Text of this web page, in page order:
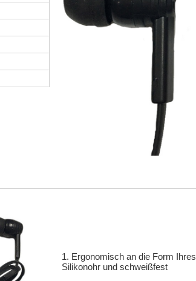
1. Ergonomisch an die Form
Silikonohr und schweißfest